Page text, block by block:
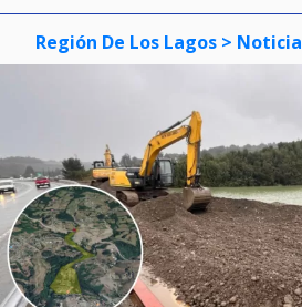
Región De Los Lagos > Noticia